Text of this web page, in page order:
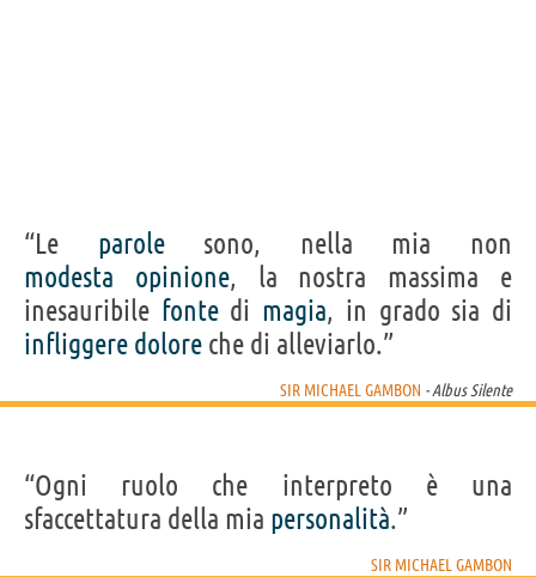
“Le parolesono, nella mia non
modesta
opinione, la nostra massima e
inesauribile fontedi magia, in grado sia di
infliggere dolore che di alleviarlo.”
SIR MICHAEL GAMBON - Albus Silente
“Ogni ruolo che interpreto è una
sfaccettatura della mia personalità.”
SIR MICHAEL GAMBON